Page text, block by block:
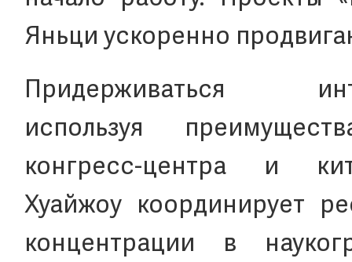
Яньци ускоренно
Придерживаться
используя
конгресс-центра и
Хуайжоу координирует
концентрации в